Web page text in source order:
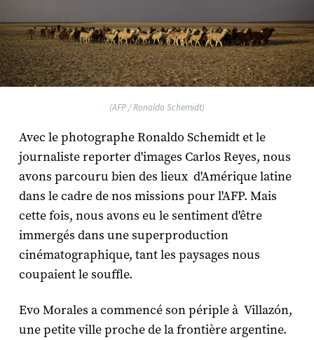
(AFP / Ronaldo Schemidt)
Avec le photographe Ronaldo Schemidt et le
journaliste reporter d'images Carlos Reyes, nous
avons parcouru bien des lieux d'Amérique latine
dans le cadre de nos missions pour l'AFP. Mais
cette fois, nous avons eu le sentiment d'être
immergés dans une superproduction
cinématographique, tant les paysages nous
coupaient le souffle.
Evo Morales a commencé son périple à Villazón,
une petite ville proche de la frontière argentine.